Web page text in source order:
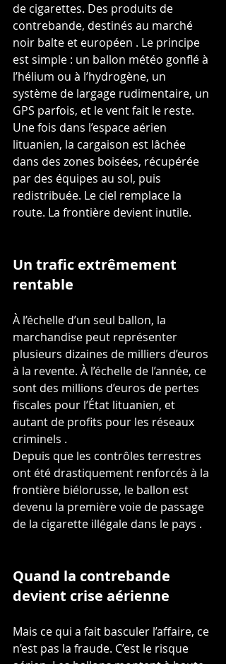
de cigarettes. Des produits de
contrebande, destinés au marché
noir balte et européen . Le principe
est simple : un ballon météo gonflé à
l’hélium ou à l’hydrogène, un
système de largage rudimentaire, un
GPS parfois, et le vent fait le reste.
Une fois dans l’espace aérien
lituanien, la cargaison est lâchée
dans des zones boisées, récupérée
par des équipes au sol, puis
redistribuée. Le ciel remplace la
route. La frontière devient inutile.
Un trafic extrêmement
rentable
À l’échelle d’un seul ballon, la
marchandise peut représenter
plusieurs dizaines de milliers d’euros
à la revente. À l’échelle de l’année, ce
sont des millions d’euros de pertes
fiscales pour l’État lituanien, et
autant de profits pour les réseaux
criminels .
Depuis que les contrôles terrestres
ont été drastiquement renforcés à la
frontière biélorusse, le ballon est
devenu la première voie de passage
de la cigarette illégale dans le pays .
Quand la contrebande
devient crise aérienne
Mais ce qui a fait basculer l’affaire, ce
n’est pas la fraude. C’est le risque